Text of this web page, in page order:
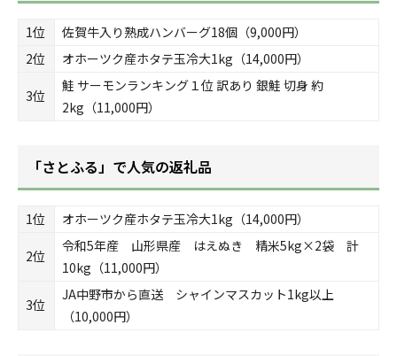
1位
佐賀牛入り熟成ハンバーグ18個（9,000円）
2位
オホーツク産ホタテ玉冷大1kg（14,000円）
3位
鮭 サーモンランキング１位 訳あり 銀鮭 切身 約
2kg（11,000円）
「さとふる」で人気の返礼品
1位 オホーツク産ホタテ玉冷大1kg（14,000円）
2位
令和5年産 山形県産 はえぬき 精米5kg×2袋 計
10kg（11,000円）
3位
JA中野市から直送 シャインマスカット1kg以上
（10,000円）